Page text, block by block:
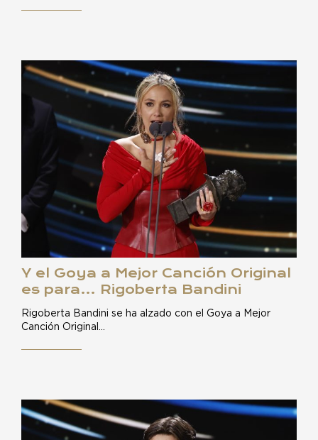
Y el Goya a Mejor Canción Original
es para… Rigoberta Bandini
Rigoberta Bandini se ha alzado con el Goya a Mejor
Canción Original…